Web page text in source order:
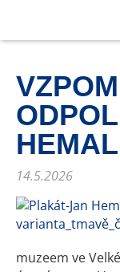
14.5.2026
muzeem ve